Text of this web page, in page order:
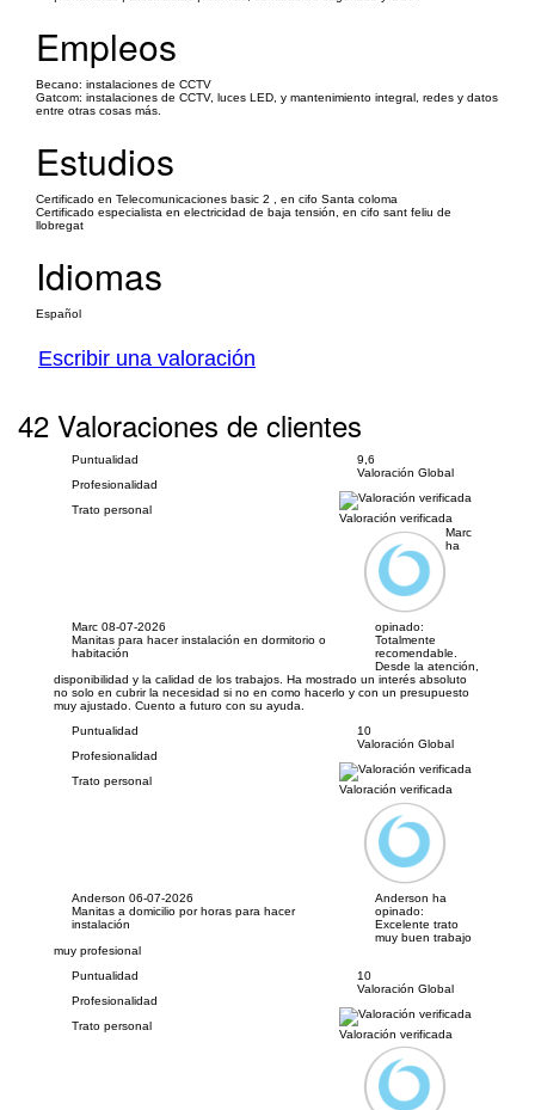
Empleos
Becano: instalaciones de CCTV
Gatcom: instalaciones de CCTV, luces LED, y mantenimiento integral, redes y datos
entre otras cosas más.
Estudios
Certificado en Telecomunicaciones basic 2 , en cifo Santa coloma
Certificado especialista en electricidad de baja tensión, en cifo sant feliu de
llobregat
Idiomas
Español
Escribir una valoración
42 Valoraciones de clientes
Puntualidad
Profesionalidad
Trato personal
9,6
Valoración Global
Valoración verificada
Marc 08-07-2026
Manitas para hacer instalación en dormitorio o
habitación
Marc
ha
opinado:
Totalmente
recomendable.
Desde la atención,
disponibilidad y la calidad de los trabajos. Ha mostrado un interés absoluto
no solo en cubrir la necesidad si no en como hacerlo y con un presupuesto
muy ajustado. Cuento a futuro con su ayuda.
Puntualidad
Profesionalidad
Trato personal
10
Valoración Global
Valoración verificada
Anderson 06-07-2026
Manitas a domicilio por horas para hacer
instalación
Anderson ha
opinado:
Excelente trato
muy buen trabajo
muy profesional
Puntualidad
Profesionalidad
Trato personal
10
Valoración Global
Valoración verificada